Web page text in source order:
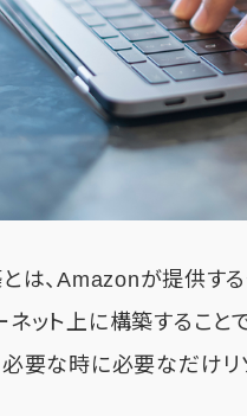
は、Amazonが提供する
ネット上に構築するこ
必要な時に必要なだけ